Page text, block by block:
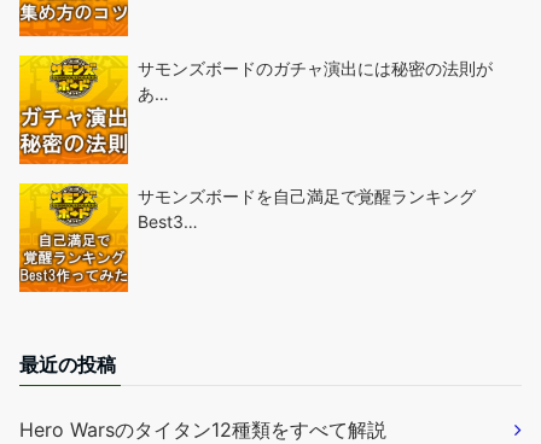
サモンズボードのガチャ演出には秘密の法則が
あ…
サモンズボードを自己満足で覚醒ランキング
Best3…
最近の投稿
Hero Warsのタイタン12種類をすべて解説